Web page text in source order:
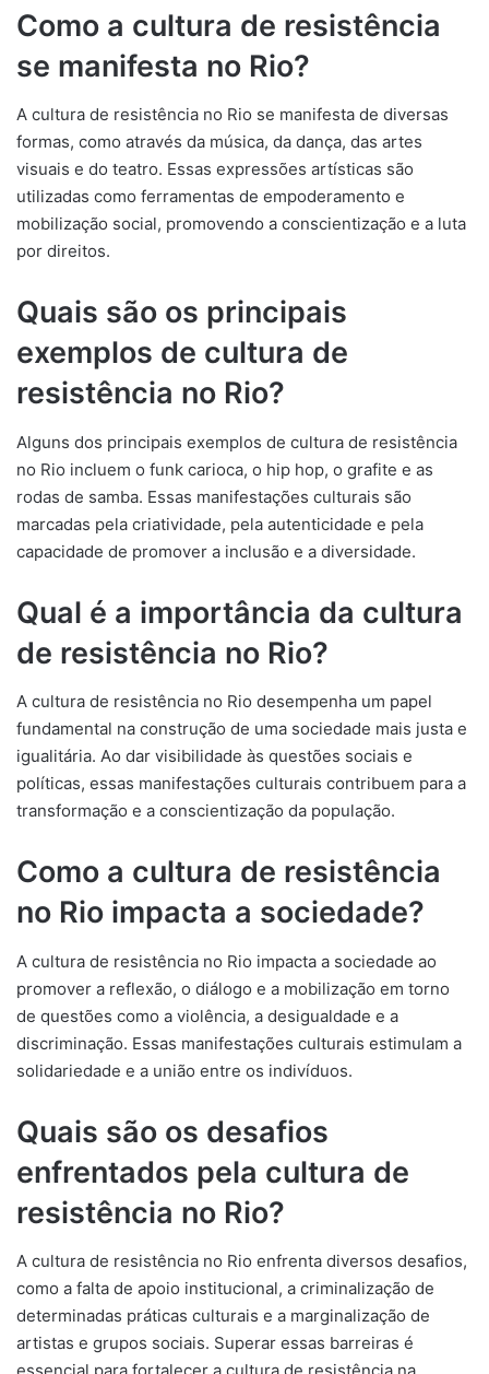
Como a cultura de resistência
se manifesta no Rio?
A cultura de resistência no Rio se manifesta de diversas
formas, como através da música, da dança, das artes
visuais e do teatro. Essas expressões artísticas são
utilizadas como ferramentas de empoderamento e
mobilização social, promovendo a conscientização e a luta
por direitos.
Quais são os principais
exemplos de cultura de
resistência no Rio?
Alguns dos principais exemplos de cultura de resistência
no Rio incluem o funk carioca, o hip hop, o grafite e as
rodas de samba. Essas manifestações culturais são
marcadas pela criatividade, pela autenticidade e pela
capacidade de promover a inclusão e a diversidade.
Qual é a importância da cultura
de resistência no Rio?
A cultura de resistência no Rio desempenha um papel
fundamental na construção de uma sociedade mais justa e
igualitária. Ao dar visibilidade às questões sociais e
políticas, essas manifestações culturais contribuem para a
transformação e a conscientização da população.
Como a cultura de resistência
no Rio impacta a sociedade?
A cultura de resistência no Rio impacta a sociedade ao
promover a reflexão, o diálogo e a mobilização em torno
de questões como a violência, a desigualdade e a
discriminação. Essas manifestações culturais estimulam a
solidariedade e a união entre os indivíduos.
Quais são os desafios
enfrentados pela cultura de
resistência no Rio?
A cultura de resistência no Rio enfrenta diversos desafios,
como a falta de apoio institucional, a criminalização de
determinadas práticas culturais e a marginalização de
artistas e grupos sociais. Superar essas barreiras é